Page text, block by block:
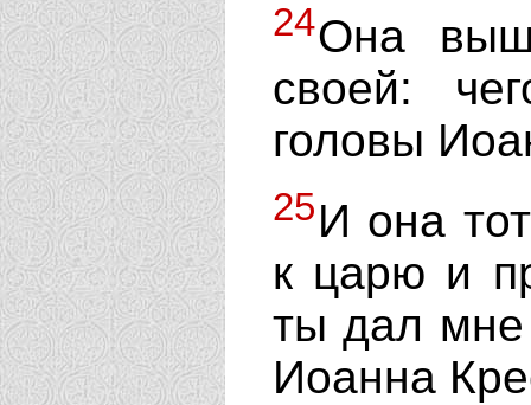
24Она
своей:
головы
25И она
к царю и
ты дал мне
Иоанна